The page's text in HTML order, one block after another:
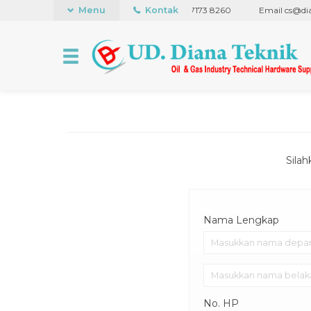
+62 21 441 5848 WhatsApp +62 838 7173 8260 Email
Menu Kontak
Nama Lengkap
No. HP